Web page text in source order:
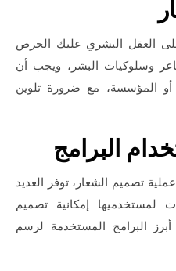
على العقل البشري عليك الحرص
وسلوكيات البشر، ويجب أن
أو المؤسسة، مع ضرورة تلوين
البرامج
تصميم الشعار، توفر العديد
لمستخدميها إمكانية تصميم
البرامج المستخدمة لرسم